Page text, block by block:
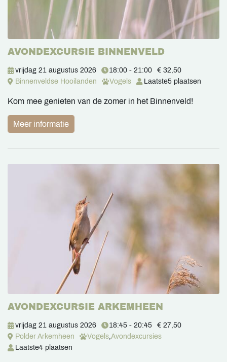
AVONDEXCURSIE BINNENVELD
vrijdag 21 augustus 2026 18:00 - 21:00
€ 32,50
Binnenveldse Hooilanden
Vogels Laatste5 plaatsen
Kom mee genieten van de zomer in het Binnenveld!
Meer informatie
AVONDEXCURSIE ARKEMHEEN
vrijdag 21 augustus 2026 18:45 - 20:45
€ 27,50
Polder Arkemheen
Vogels Avondexcursies
Laatste4 plaatsen